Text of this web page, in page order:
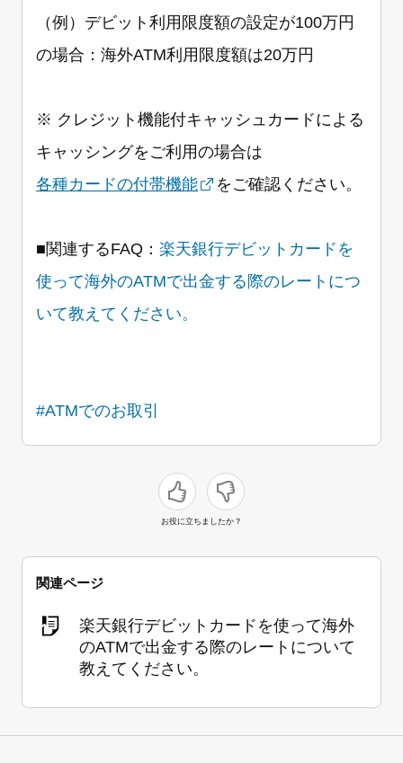
（例）デビット利用限度額の設定が100万円
の場合：海外ATM利用限度額は20万円
※ クレジット機能付キャッシュカードによる
キャッシングをご利用の場合は
各種カードの付帯機能
をご確認ください。
■関連するFAQ： 楽天銀行デビットカードを
使って海外のATMで出金する際のレートにつ
いて教えてください。
#ATMでのお取引
お役に立ちましたか？
関連ページ
楽天銀行デビットカードを使って海外
のATMで出金する際のレートについて
教えてください。